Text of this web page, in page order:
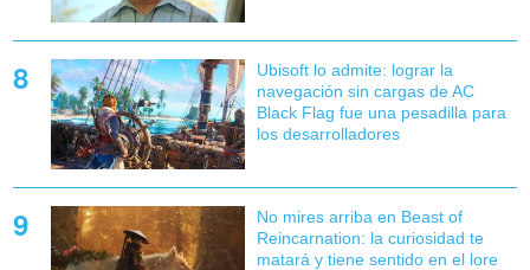
Ubisoft lo admite: lograr la
navegación sin cargas de AC
Black Flag fue una pesadilla para
los desarrolladores
No mires arriba en Beast of
Reincarnation: la curiosidad te
matará y tiene sentido en el lore